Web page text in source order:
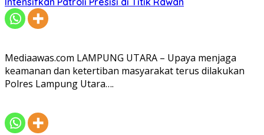
Mediaawas.com LAMPUNG UTARA – Upaya menjaga
keamanan dan ketertiban masyarakat terus dilakukan
Polres Lampung Utara….